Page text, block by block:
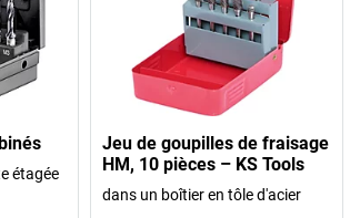
étagée
Jeu de goupilles de fraisage
HM, 10 pièces – KS Tools
dans un boîtier en tôle d'acier